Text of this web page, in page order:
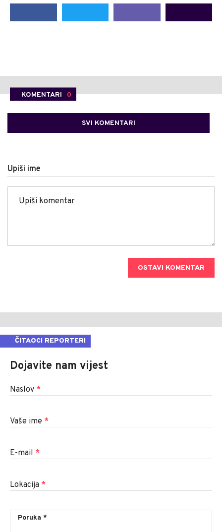
KOMENTARI 0
SVI KOMENTARI
Upiši ime
OSTAVI KOMENTAR
ČITAOCI REPORTERI
Dojavite nam vijest
Naslov *
Vaše ime *
E-mail *
Lokacija *